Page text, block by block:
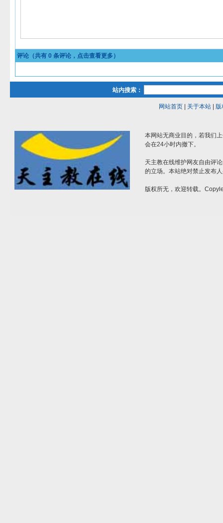
评论（共有 0 条评论，点击查看更多）
站内搜索：
网站首页| 关于本站| 版
本网站无商业目的，若我们
会在24小时内撤下。
天主教在线维护网友自由评
的立场。本站绝对禁止发布
版权所无，欢迎转载。